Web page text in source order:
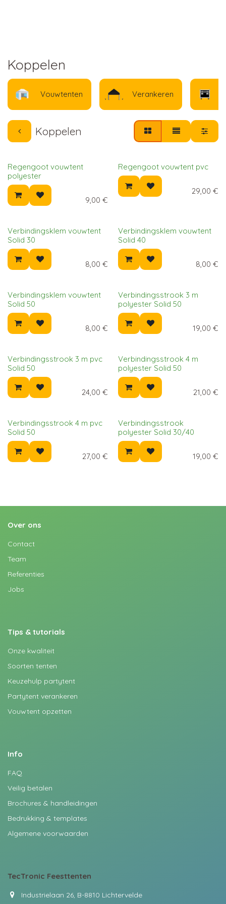
Koppelen
Vouwtenten Verankeren
Koppelen
Regengoot vouwtent
polyester
9,00 €
Regengoot vouwtent pvc
29,00 €
Verbindingsklem vouwtent
Solid 30
8,00 €
Verbindingsklem vouwtent
Solid 40
8,00 €
Verbindingsklem vouwtent
Solid 50
8,00 €
Verbindingsstrook 3 m
polyester Solid 50
19,00 €
Verbindingsstrook 3 m pvc
Solid 50
24,00 €
Verbindingsstrook 4 m
polyester Solid 50
21,00 €
Verbindingsstrook 4 m pvc
Solid 50
27,00 €
Verbindingsstrook
polyester Solid 30/40
19,00 €
Over ons
Contact
Team
Referenties
Jobs
Tips & tutorials
Onze kwaliteit
Soorten tenten
Keuzehulp partytent
Partytent verankeren
Vouwtent opzetten
Info
FAQ
Veilig betalen
Brochures & handleidingen
Bedrukking & templates
Algemene voorwaarden
TecTronic Feesttenten
Industrielaan 26, B-8810 Lichtervelde